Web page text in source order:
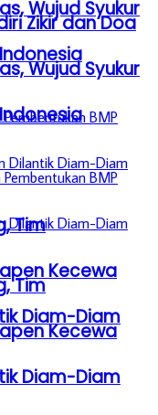
Wujud Syukur
Tim
Kecewa
Diam-Diam
Zikir dan Doa
Wujud Syukur
Tim
Kecewa
Diam-Diam